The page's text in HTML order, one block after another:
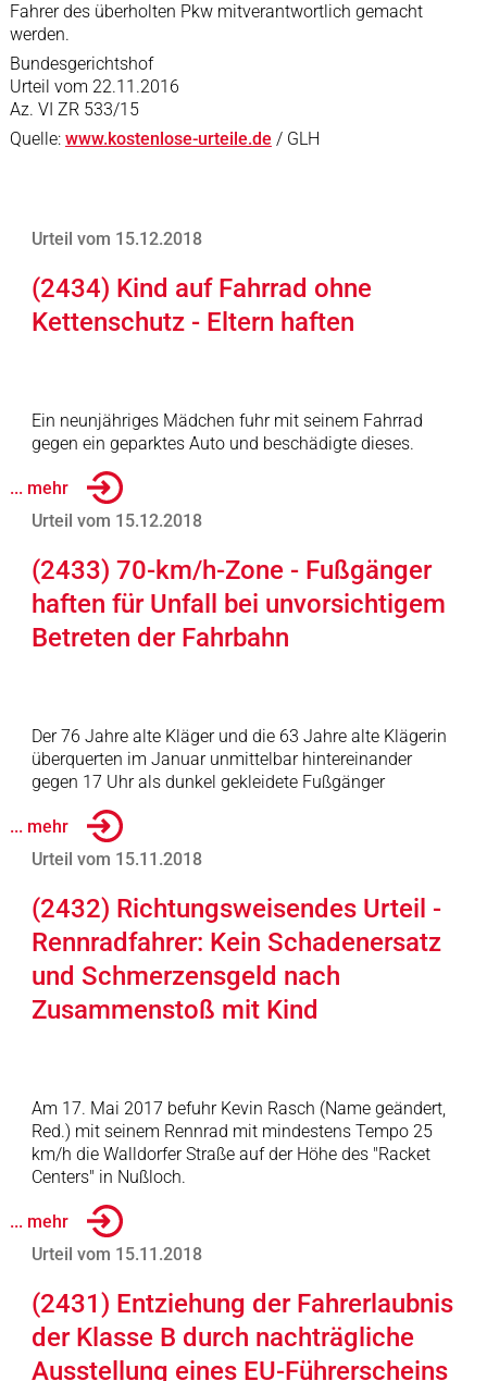
Fahrer des überholten Pkw mitverantwortlich gemacht
werden.
Bundesgerichtshof
Urteil vom 22.11.2016
Az. VI ZR 533/15
Quelle: www.kostenlose-urteile.de / GLH
Urteil vom 15.12.2018
(2434) Kind auf Fahrrad ohne
Kettenschutz - Eltern haften
Ein neunjähriges Mädchen fuhr mit seinem Fahrrad
gegen ein geparktes Auto und beschädigte dieses.
... mehr
Urteil vom 15.12.2018
(2433) 70-km/h-Zone - Fußgänger
haften für Unfall bei unvorsichtigem
Betreten der Fahrbahn
Der 76 Jahre alte Kläger und die 63 Jahre alte Klägerin
überquerten im Januar unmittelbar hintereinander
gegen 17 Uhr als dunkel gekleidete Fußgänger
... mehr
Urteil vom 15.11.2018
(2432) Richtungsweisendes Urteil -
Rennradfahrer: Kein Schadenersatz
und Schmerzensgeld nach
Zusammenstoß mit Kind
Am 17. Mai 2017 befuhr Kevin Rasch (Name geändert,
Red.) mit seinem Rennrad mit mindestens Tempo 25
km/h die Walldorfer Straße auf der Höhe des "Racket
Centers" in Nußloch.
... mehr
Urteil vom 15.11.2018
(2431) Entziehung der Fahrerlaubnis
der Klasse B durch nachträgliche
Ausstellung eines EU-Führerscheins